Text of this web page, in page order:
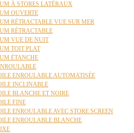
À STORES LATÉRAUX
OUVERTE
RÉTRACTABLE VUE SUR MER
RÉTRACTABLE
VUE DE NUIT
TOIT PLAT
ÉTANCHE
ENROULABLE AUTOMATISÉE
INCLINABLE
BLANCHE ET NOIRE
FINE
ENROULABLE AVEC STORE SCREEN
ENROULABLE BLANCHE